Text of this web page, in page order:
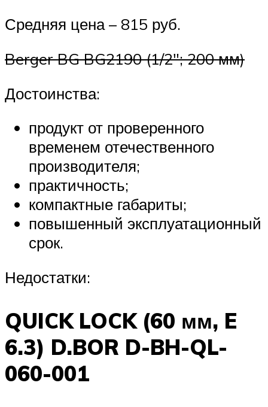
Средняя цена – 815 руб.
Berger BG BG2190 (1/2″; 200 мм)
Достоинства:
продукт от проверенного
временем отечественного
производителя;
практичность;
компактные габариты;
повышенный эксплуатационный
срок.
Недостатки:
QUICK LOCK (60 мм, E
6.3) D.BOR D-BH-QL-
060-001